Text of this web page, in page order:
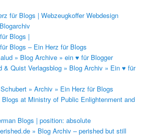
für Blogs | Webzeugkoffer Webdesign
Blogs |
Blogs – Ein Herz für Blogs
» Blog Archive » ein ♥ für Blogger
& Quist Verlagsblog » Blog Archiv » Ein ♥ für
» Archiv » Ein Herz für Blogs
Blogs at Ministry of Public Enlightenment and
Blogs | position: absolute
» Blog Archiv – perished but still